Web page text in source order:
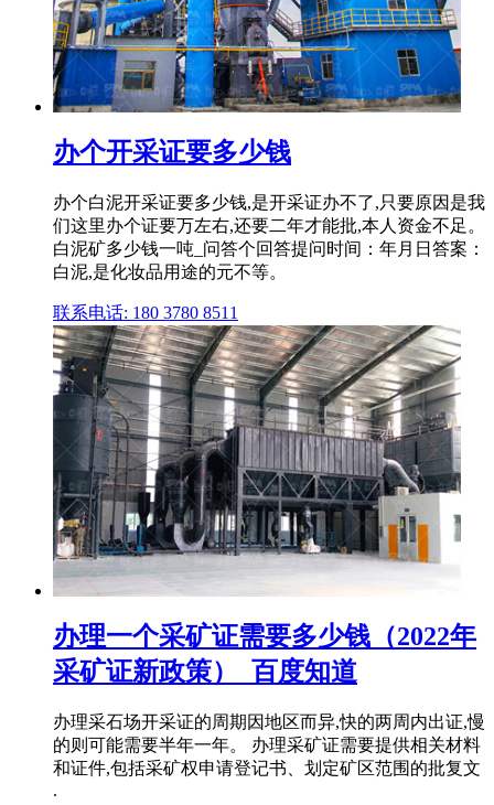
办个开采证要多少钱
办个白泥开采证要多少钱,是开采证办不了,只要原因是我
们这里办个证要万左右,还要二年才能批,本人资金不足。
白泥矿多少钱一吨_问答个回答提问时间：年月日答案：
白泥,是化妆品用途的元不等。
联系电话: 180 3780 8511
办理一个采矿证需要多少钱（2022年
采矿证新政策）_百度知道
办理采石场开采证的周期因地区而异,快的两周内出证,慢
的则可能需要半年一年。 办理采矿证需要提供相关材料
和证件,包括采矿权申请登记书、划定矿区范围的批复文
.